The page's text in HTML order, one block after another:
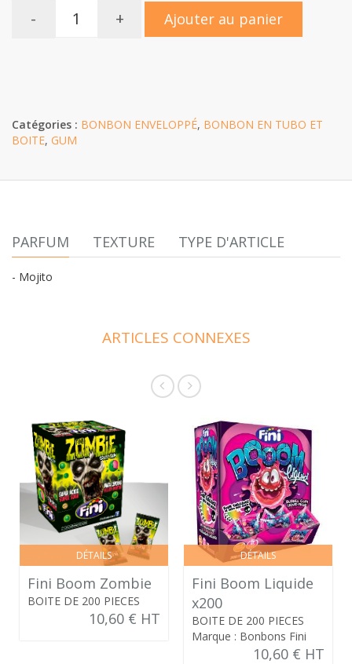
- + Ajouter au panier
Catégories : BONBON ENVELOPPÉ, BONBON EN TUBO ET
BOITE, GUM
PARFUM TEXTURE TYPE D'ARTICLE
- Mojito
ARTICLES CONNEXES
DÉTAILS
Fini Boom Zombie
BOITE DE 200 PIECES
10,60 € HT
DÉTAILS
Fini Boom Liquide
x200
BOITE DE 200 PIECES
Marque : Bonbons Fini
10,60 € HT